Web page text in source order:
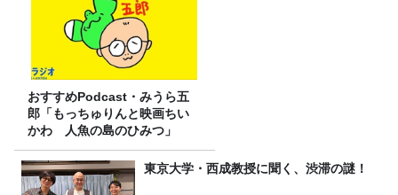
おすすめPodcast・みうら五
郎「もっちゅりんと映画ちい
かわ 人魚の島のひみつ」
東京大学・西成教授に聞く、渋滞の謎！